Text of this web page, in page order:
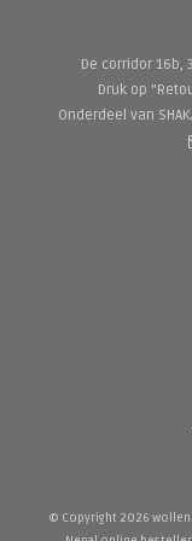
De corridor 16b,
Druk op
Onderdeel van
© Copyright 2026 wollen